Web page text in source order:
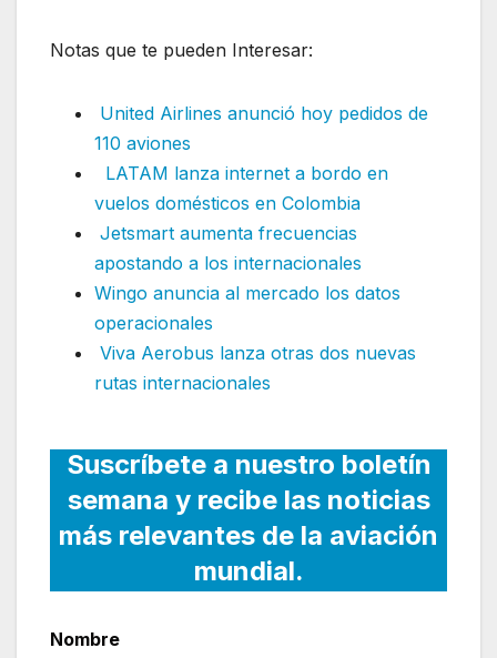
Notas que te pueden Interesar:
United Airlines anunció hoy pedidos de
110 aviones
LATAM lanza internet a bordo en
vuelos domésticos en Colombia
Jetsmart aumenta frecuencias
apostando a los internacionales
Wingo anuncia al mercado los datos
operacionales
Viva Aerobus lanza otras dos nuevas
rutas internacionales
Suscríbete a nuestro boletín
semana y recibe las noticias
más relevantes de la aviación
mundial.
Nombre